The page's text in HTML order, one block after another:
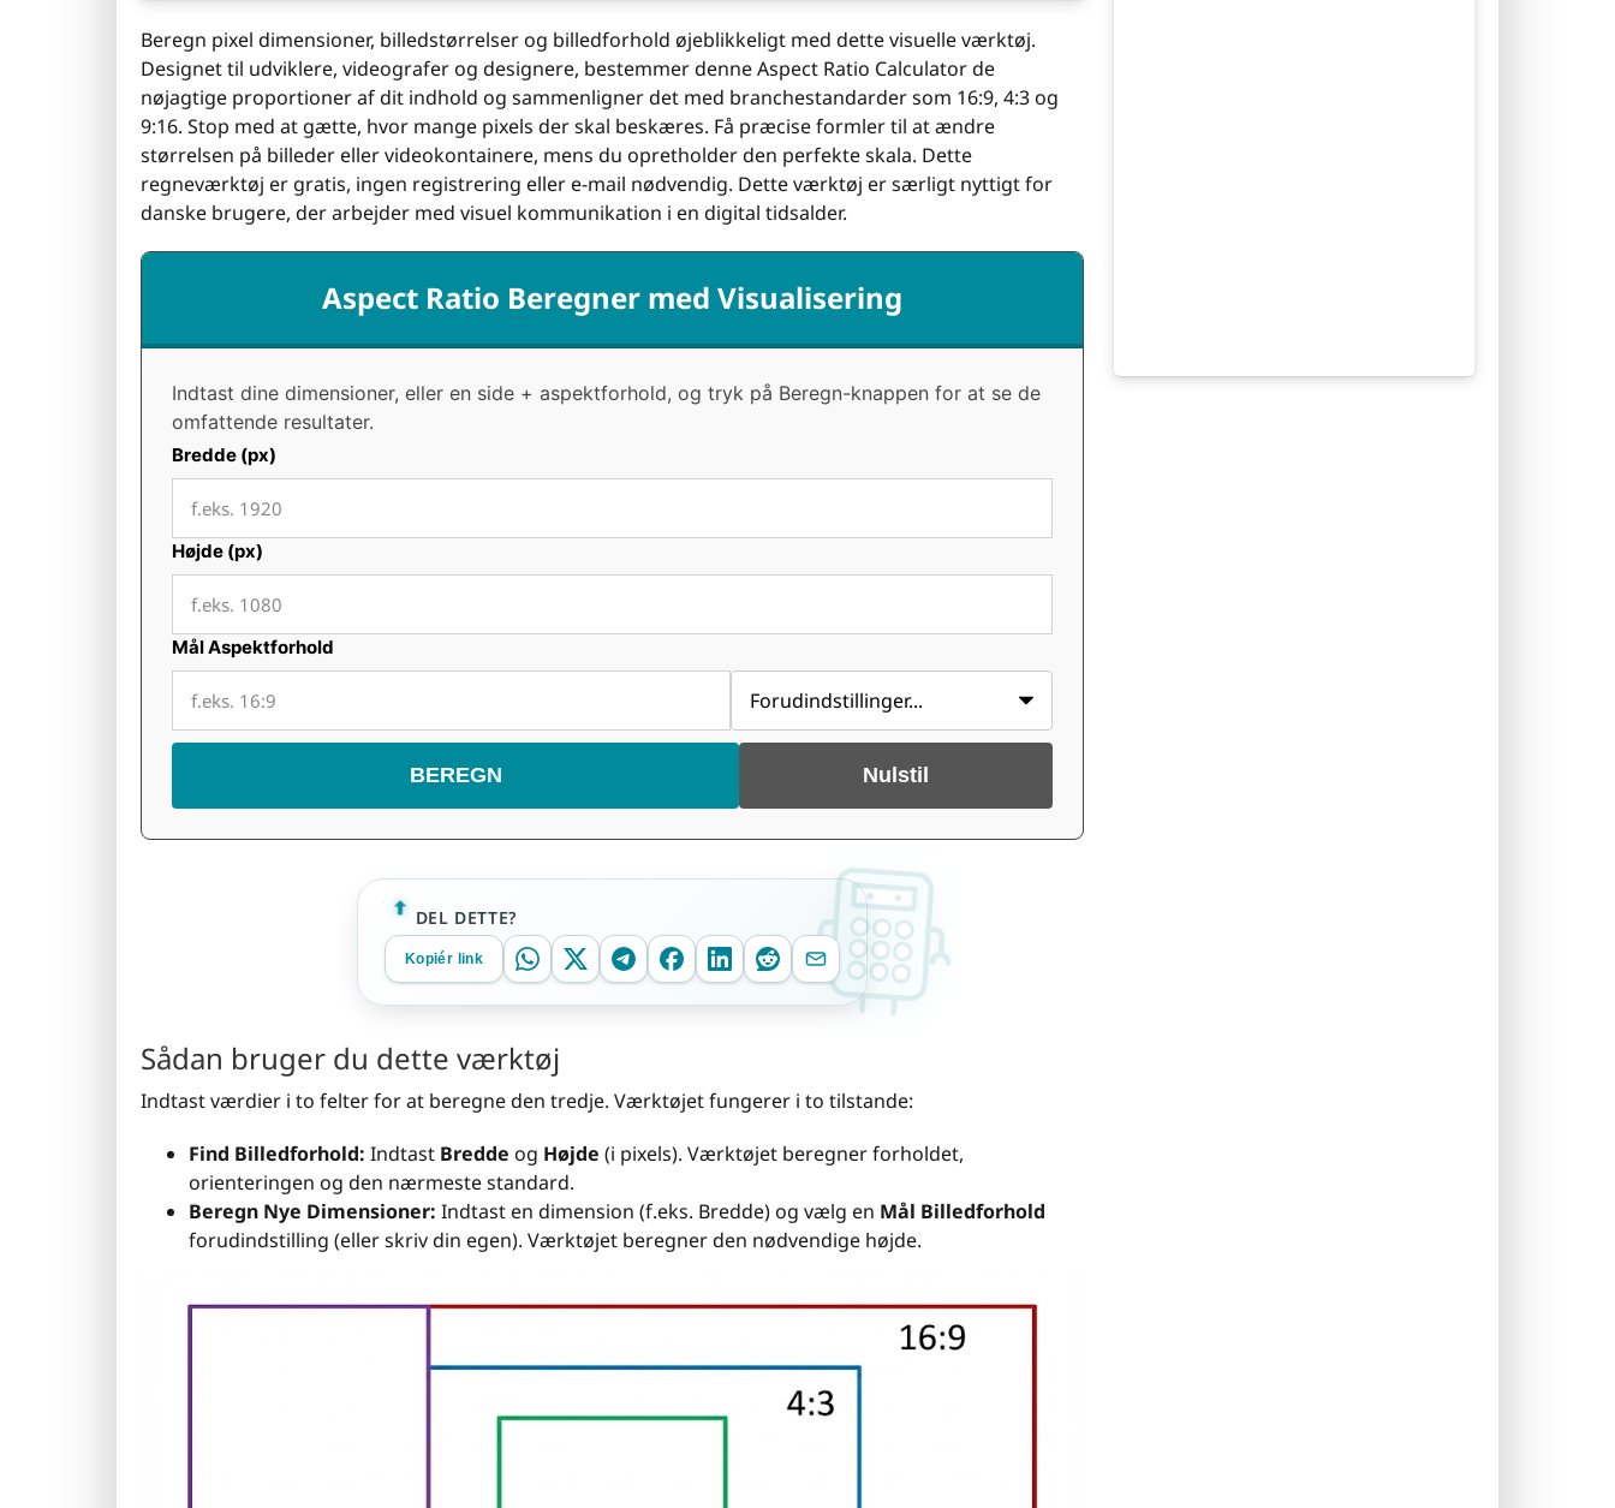
Beregn pixel dimensioner, billedstørrelser og billedforhold øjeblikkeligt med dette visuelle værktøj.
Designet til udviklere, videografer og designere, bestemmer denne Aspect Ratio Calculator de
nøjagtige proportioner af dit indhold og sammenligner det med branchestandarder som 16:9, 4:3 og
9:16. Stop med at gætte, hvor mange pixels der skal beskæres. Få præcise formler til at ændre
størrelsen på billeder eller videokontainere, mens du opretholder den perfekte skala. Dette
regneværktøj er gratis, ingen registrering eller e-mail nødvendig. Dette værktøj er særligt nyttigt for
danske brugere, der arbejder med visuel kommunikation i en digital tidsalder.
Aspect Ratio Beregner med Visualisering
Indtast dine dimensioner, eller en side + aspektforhold, og tryk på Beregn-knappen for at se de
omfattende resultater.
Bredde (px)
Højde (px)
Mål Aspektforhold
BEREGN Nulstil
DEL DETTE?
Kopiér link
Sådan bruger du dette værktøj
Indtast værdier i to felter for at beregne den tredje. Værktøjet fungerer i to tilstande:
Find Billedforhold: Indtast Bredde og Højde (i pixels). Værktøjet beregner forholdet,
orienteringen og den nærmeste standard.
Beregn Nye Dimensioner: Indtast en dimension (f.eks. Bredde) og vælg en Mål Billedforhold
forudindstilling (eller skriv din egen). Værktøjet beregner den nødvendige højde.